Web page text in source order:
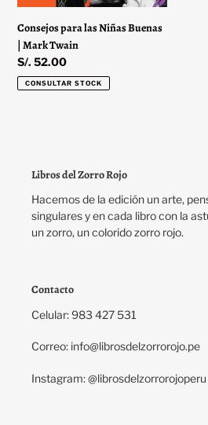
Twain
Consejos para las Niñas Buenas
| Mark Twain
Precio
habitual
S/. 52.00
CONSULTAR STOCK
Libros del Zorro Rojo
Hacemos de la edición un arte,
singulares y en cada libro con la
un zorro, un colorido zorro rojo.
Contacto
Celular: 983 427 531
Correo: info@librosdelzorrorojo.pe
Instagram: @librosdelzorrorojoperu